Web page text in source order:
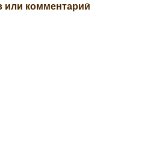
комментарий